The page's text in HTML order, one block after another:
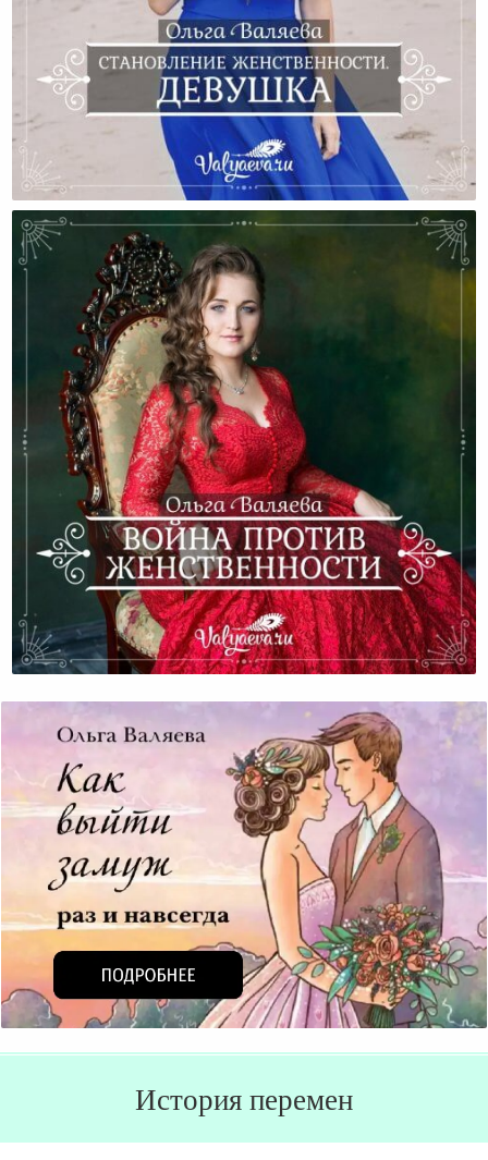
Становление Женственности. Девушка.
Война Против Женственности
История перемен